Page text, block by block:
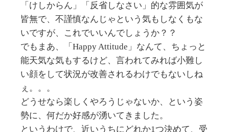
「けしからん」「反省しなさい」的な雰囲気が
皆無で、不謹慎なんじゃという気もしなくもな
いですが、これでいいんでしょうか？？
でもまあ、「Happy Attitude」なんて、ちょっと
能天気な気もするけど、言われてみれば小難し
い顔をして状況が改善されるわけでもないしね
ぇ。。。
どうせなら楽しくやろうじゃないか、という姿
勢に、何だか好感が湧いてきました。
というわけで、近いうちにどれか1つ決めて、受